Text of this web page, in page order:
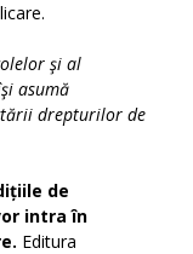
şi al
asumă
drepturilor de
de
intra în
Editura